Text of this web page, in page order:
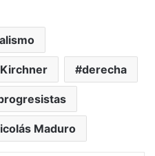
derecha
Maduro